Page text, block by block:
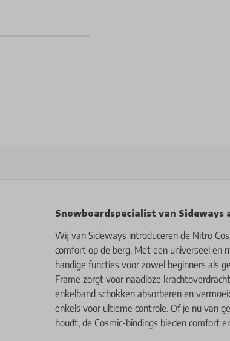
Snowboardspecialist van Sideways
Wij van Sideways introduceren de Nitro
comfort op de berg. Met een universeel en
handige functies voor zowel beginners als
Frame zorgt voor naadloze
enkelband schokken absorberen en
enkels voor ultieme controle. Of je nu van
houdt, de Cosmic-bindings bieden comfort